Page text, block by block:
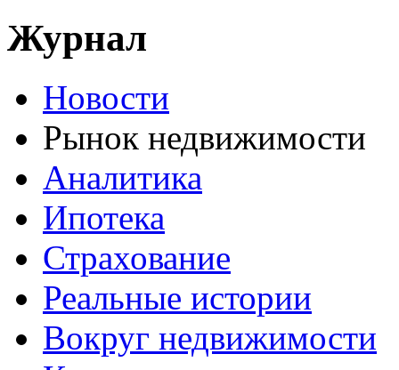
Журнал
Новости
Рынок недвижимости
Аналитика
Ипотека
Страхование
Реальные истории
Вокруг недвижимости